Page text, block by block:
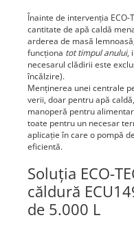
Înainte de intervenția
cantitate de apă caldă
arderea de masă
funcționa tot timpul anului,
necesarul clădirii este
încălzire).
Menținerea unei centrale
verii, doar pentru apă
manoperă pentru
toate pentru un necesar
aplicație în care o pompă
eficientă.
Soluția ECO-
căldură
de 5.000 L